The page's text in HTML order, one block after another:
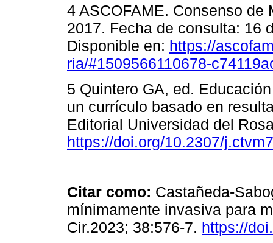
4 ASCOFAME. Consenso
2017. Fecha de consulta: 16
Disponible en: https://
ria/#1509566110678-
5 Quintero GA, ed.
un currículo basado en
Editorial Universidad del
https://doi.org/10.2307/
Citar como: Castañeda-
mínimamente invasiva para
Cir.2023; 38:576-7. https://